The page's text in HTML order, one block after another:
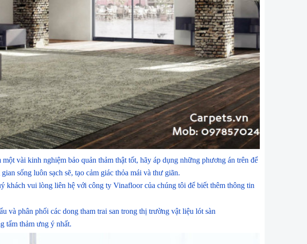
vài kinh nghiệm bảo quản thảm thật tốt, hãy áp dụng những phương án trên để
sống luôn sạch sẽ, tạo cảm giác thỏa mái và thư giãn.
khách vui lòng liên hệ với công ty Vinafloor của chúng tôi để biết thêm thông tin
và phân phối các dong tham trai san trong thị trường vật liệu lót sàn
tấm thảm ưng ý nhất.